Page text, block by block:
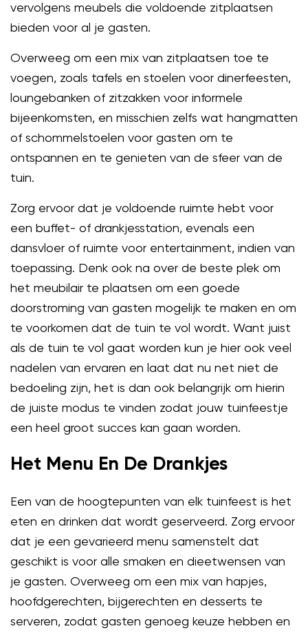
vervolgens meubels die voldoende zitplaatsen
bieden voor al je gasten.
Overweeg om een mix van zitplaatsen toe te
voegen, zoals tafels en stoelen voor dinerfeesten,
loungebanken of zitzakken voor informele
bijeenkomsten, en misschien zelfs wat hangmatten
of schommelstoelen voor gasten om te
ontspannen en te genieten van de sfeer van de
tuin.
Zorg ervoor dat je voldoende ruimte hebt voor
een buffet- of drankjesstation, evenals een
dansvloer of ruimte voor entertainment, indien van
toepassing. Denk ook na over de beste plek om
het meubilair te plaatsen om een goede
doorstroming van gasten mogelijk te maken en om
te voorkomen dat de tuin te vol wordt. Want juist
als de tuin te vol gaat worden kun je hier ook veel
nadelen van ervaren en laat dat nu net niet de
bedoeling zijn, het is dan ook belangrijk om hierin
de juiste modus te vinden zodat jouw tuinfeestje
een heel groot succes kan gaan worden.
Het Menu En De Drankjes
Een van de hoogtepunten van elk tuinfeest is het
eten en drinken dat wordt geserveerd. Zorg ervoor
dat je een gevarieerd menu samenstelt dat
geschikt is voor alle smaken en dieetwensen van
je gasten. Overweeg om een mix van hapjes,
hoofdgerechten, bijgerechten en desserts te
serveren, zodat gasten genoeg keuze hebben en